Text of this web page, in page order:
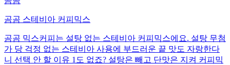
곰곰 스테비아 커피믹스
곰곰 믹스커피는 설탕 없는 스테비아 커피믹스에요. 설탕 무첨
가 당 걱정 없는 스테비아 사용에 부드러운 끝 맛도 자랑한다
니 선택 안 할 이유 1도 없죠? 설탕은 빼고 단맛은 지켜 커피믹